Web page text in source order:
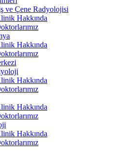
ve Çene Radyolojisi
Hakkında
Hakkında
Hakkında
Hakkında
Hakkında